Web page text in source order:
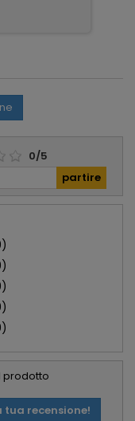
0/5
prodotto
tua recensione!